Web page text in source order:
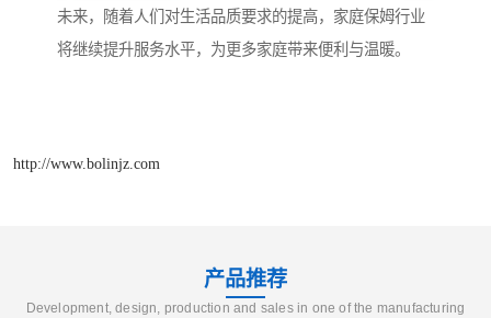
未来，随着人们对生活品质要求的提高，家庭保姆行业
将继续提升服务水平，为更多家庭带来便利与温暖。
http://www.bolinjz.com
产品推荐
Development, design, production and sales in one of the manufacturing